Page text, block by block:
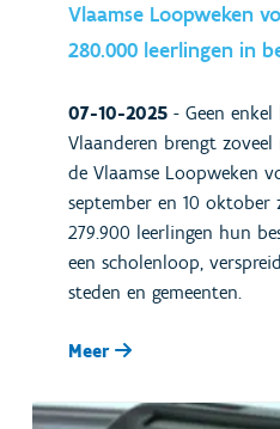
Vlaamse Loopweken
280.000 leerlingen in
07-10-2025 -Geen
Vlaanderen brengt
de Vlaamse Loopweken
september en 10
279.900 leerlingen hun
een scholenloop,
steden en gemeenten.
Meer